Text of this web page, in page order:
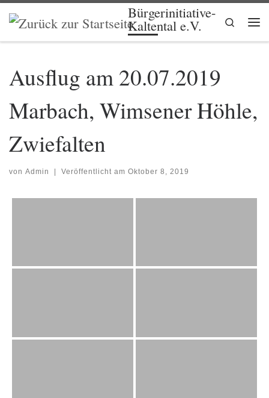
Zum Inhalt springen Bürgerinitiative-
Kaltental e.V.
Search
Ausflug am 20.07.2019
Marbach, Wimsener Höhle,
Zwiefalten
von Admin Veröffentlicht am Oktober 8, 2019